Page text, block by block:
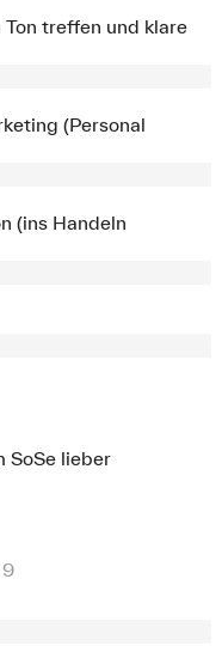
treffen und klare
(Personal
(ins Handeln
SoSe lieber
9